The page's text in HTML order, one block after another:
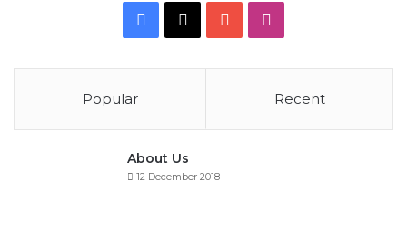
Facebook
X YouTube
Popular Recent
About Us
12 December 2018